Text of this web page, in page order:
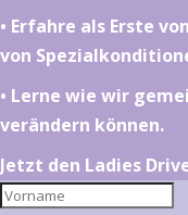
•⁠ ⁠⁠Erfahre als Erste
von
•⁠ ⁠⁠Lerne wie wir
verändern können.
Jetzt den Ladies